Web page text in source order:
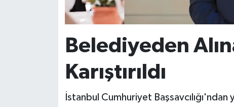
Belediyeden
Karıştırıldı
İstanbul Cumhuriyet Başsavcılığı'ndan